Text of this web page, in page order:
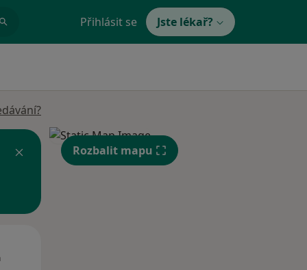
Přihlásit se Jste lékař?
Rozbalit mapu